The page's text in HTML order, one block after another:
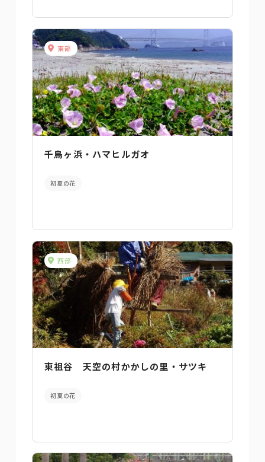
東部
千鳥ヶ浜・ハマヒルガオ
初夏の花
西部
東祖谷 天空の村かかしの里・サツキ
初夏の花